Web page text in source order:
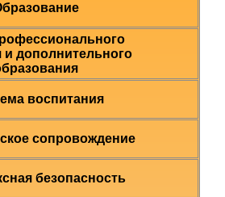
и дополнительного
воспитания
сопровождение
безопасность